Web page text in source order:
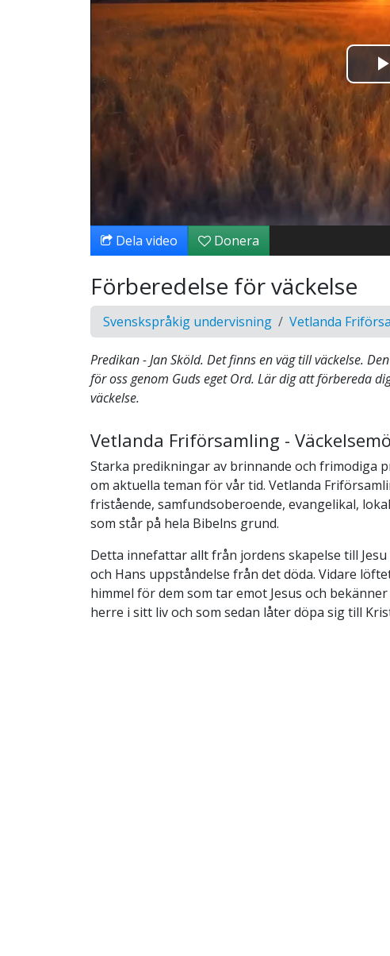
Dela video Donera
Förberedelse för väckelse
Svenskspråkig undervisning Vetlanda
Predikan - Jan Sköld. Det finns en väg till väckelse.
för oss genom Guds eget Ord. Lär dig att förbereda
väckelse.
Vetlanda Friförsamling -
Starka predikningar av brinnande och frimodiga
om aktuella teman för vår tid. Vetlanda
fristående, samfundsoberoende, evangelikal,
som står på hela Bibelns grund.
Detta innefattar allt från jordens skapelse till
och Hans uppståndelse från det döda. Vidare
himmel för dem som tar emot Jesus och
herre i sitt liv och som sedan låter döpa sig till